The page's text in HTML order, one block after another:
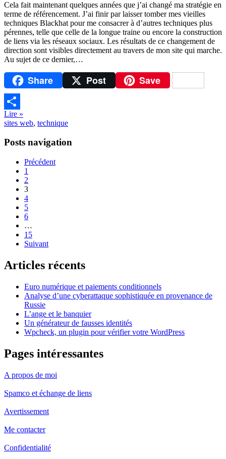
Cela fait maintenant quelques années que j’ai changé ma stratégie en
terme de référencement. J’ai finir par laisser tomber mes vieilles
techniques Blackhat pour me consacrer à d’autres techniques plus
pérennes, telle que celle de la longue traine ou encore la construction
de liens via les réseaux sociaux. Les résultats de ce changement de
direction sont visibles directement au travers de mon site qui marche.
Au sujet de ce dernier,…
Share Post Save
Partager
Lire »
sites web, technique
Posts navigation
Précédent
1
2
3
4
5
6
…
15
Suivant
Articles récents
Euro numérique et paiements conditionnels
Analyse d’une cyberattaque sophistiquée en provenance de
Russie
L’ange et le banquier
Un générateur de fausses identités
Wpcheck, un plugin pour vérifier votre WordPress
Pages intéressantes
A propos de moi
Spamco et échange de liens
Avertissement
Me contacter
Confidentialité